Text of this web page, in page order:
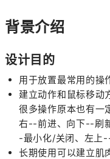
背景介绍
设计目的
用于放置最常用的操
建立动作和鼠标移动
很多操作原本也有一
右--前进、向下--刷
-最小化/关闭、左上
长期使用可以建立肌